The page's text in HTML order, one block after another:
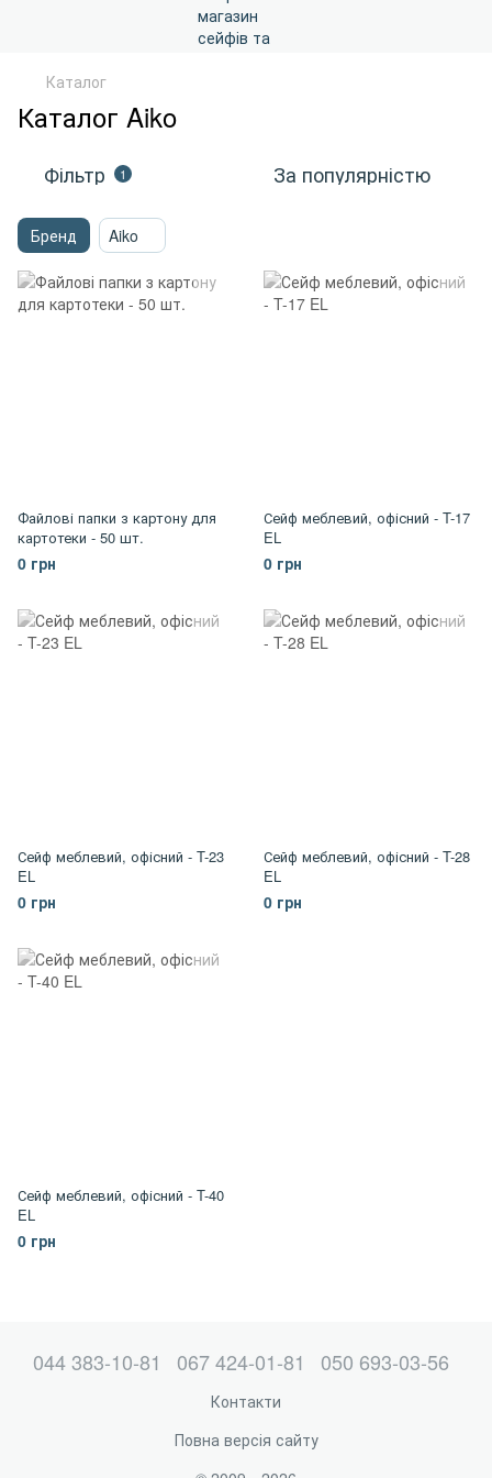
Каталог
Каталог Aiko
Фільтр 1 За популярністю
Бренд Aiko
Файлові папки з картону для
картотеки - 50 шт.
0 грн
Сейф меблевий, офісний - T-17
EL
0 грн
Сейф меблевий, офісний - T-23
EL
0 грн
Сейф меблевий, офісний - T-28
EL
0 грн
Сейф меблевий, офісний - T-40
EL
0 грн
044 383-10-81 067 424-01-81 050 693-03-56
Контакти
Повна версія сайту